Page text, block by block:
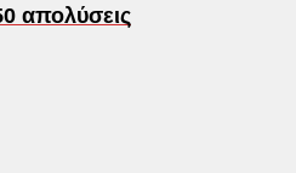
απολύσεις